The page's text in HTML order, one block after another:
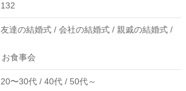
132
友達の結婚式 / 会社の結婚式 / 親戚の結婚式 /
お食事会
20〜30代 / 40代 / 50代～